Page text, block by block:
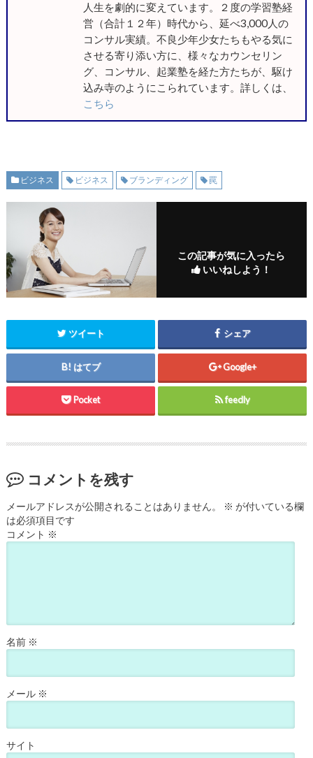
人生を劇的に変えています。２度の学習塾経
営（合計１２年）時代から、延べ3,000人の
コンサル実績。不良少年少女たちもやる気に
させる寄り添い方に、様々なカウンセリン
グ、コンサル、起業塾を経た方たちが、駆け
込み寺のようにこられています。詳しくは、
こちら
ビジネス ビジネス ブランディング 罠
この記事が気に入ったら
いいねしよう！
ツイート シェア
はてブ Google+
Pocket feedly
コメントを残す
メールアドレスが公開されることはありません。 ※ が付いている欄
は必須項目です
コメント ※
名前 ※
メール ※
サイト